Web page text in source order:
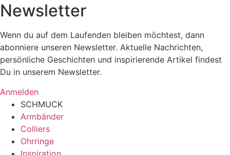
Newsletter
Wenn du auf dem Laufenden bleiben möchtest, dann
abonniere unseren Newsletter. Aktuelle Nachrichten,
persönliche Geschichten und inspirierende Artikel findest
Du in unserem Newsletter.
Anmelden
SCHMUCK
Armbänder
Colliers
Ohrringe